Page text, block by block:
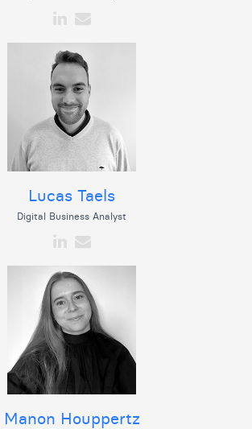
Lucas Taels
Digital Business Analyst
Manon Houppertz